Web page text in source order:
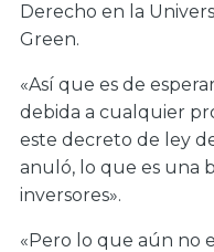
Derecho en la
Green.
«Así que es de
debida a cualquier
este decreto de ley
anuló, lo que es una
inversores».
«Pero lo que aún no